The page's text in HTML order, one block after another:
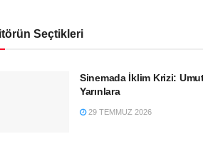
Seçtikleri
Sinemada İklim Krizi:
Yarınlara
29 TEMMUZ 2026